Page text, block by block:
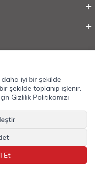
Hazırlanmıştır.
iyi bir şekilde
şekilde toplanıp işlenir.
Gizlilik Politikamızı
Et